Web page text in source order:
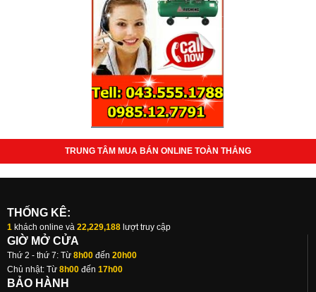
TRUNG TÂM MUA BÁN ONLINE TOÀN THẮNG
THỐNG KÊ:
1 khách online và 22,229,188 lượt truy cập
GIỜ MỞ CỬA
Thứ 2 - thứ 7: Từ 8h00 đến 20h00
Chủ nhật: Từ 8h00 đến 17h00
BẢO HÀNH